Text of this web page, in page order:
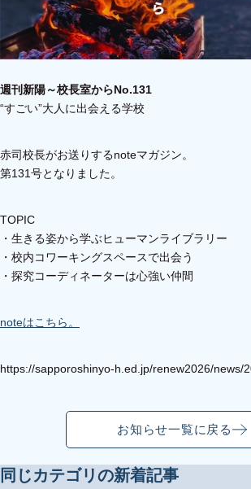
週刊新陽～校長室からNo.131
“すごい”大人に出会える学校
赤司校長がお送りするnoteマガジン。
第131号となりました。
TOPIC
・生きる姿から学ぶヒューマンライブラリー
・校内コワーキングスペースで出会う
・探究コーディネーターは心強い仲間
noteはこちら。
https://sapporoshinyo-h.ed.jp/renew2026/news/
お知らせ一覧に戻る
同じカテゴリの新着記事